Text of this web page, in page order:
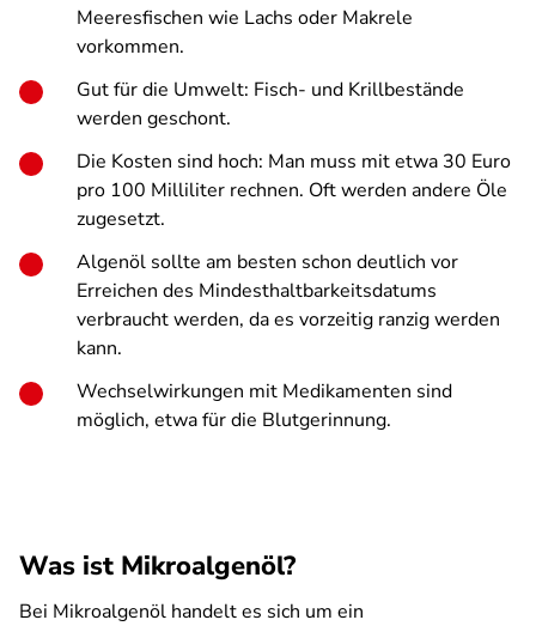
Meeresfischen wie Lachs oder Makrele
vorkommen.
Gut für die Umwelt: Fisch- und Krillbestände
werden geschont.
Die Kosten sind hoch: Man muss mit etwa 30 Euro
pro 100 Milliliter rechnen. Oft werden andere Öle
zugesetzt.
Algenöl sollte am besten schon deutlich vor
Erreichen des Mindesthaltbarkeitsdatums
verbraucht werden, da es vorzeitig ranzig werden
kann.
Wechselwirkungen mit Medikamenten sind
möglich, etwa für die Blutgerinnung.
Was ist Mikroalgenöl?
Bei Mikroalgenöl handelt es sich um ein